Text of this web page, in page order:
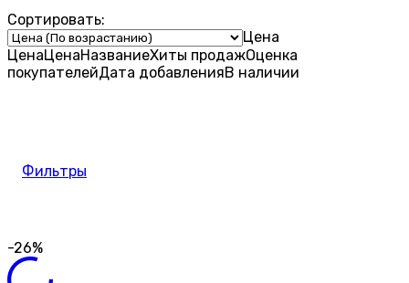
Сортировать:
Цена
ЦенаЦенаНазваниеХиты продажОценка
покупателейДата добавленияВ наличии
Фильтры
-26%